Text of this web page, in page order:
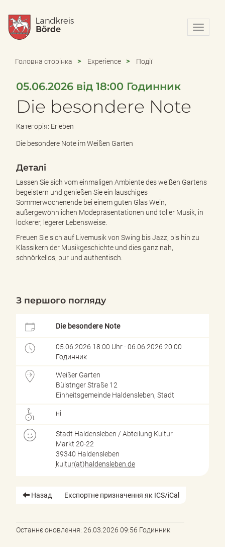
N
a
a
b
n
Головна сторінка Experience Події
05.06.2026 від 18:00 Годинник
Die besondere Note
Категорія: Erleben
Die besondere Note im Weißen Garten
Деталі
Lassen Sie sich vom einmaligen Ambiente des weißen Gartens
begeistern und genießen Sie ein lauschiges
Sommerwochenende bei einem guten Glas Wein,
außergewöhnlichen Modepräsentationen und toller Musik, in
lockerer, legerer Lebensweise.
Freuen Sie sich auf Livemusik von Swing bis Jazz, bis hin zu
Klassikern der Musikgeschichte und dies ganz nah,
schnörkellos, pur und authentisch.
З першого погляду
Die besondere Note
05.06.2026 18:00 Uhr - 06.06.2026 20:00
Годинник
Weißer Garten
Bülstnger Straße 12
Einheitsgemeinde Haldensleben, Stadt
ні
Stadt Haldensleben / Abteilung Kultur
Markt 20-22
39340 Haldensleben
kultur(at)haldensleben.de
Назад Експортне призначення як ICS/iCal
Останнє оновлення: 26.03.2026 09:56 Годинник